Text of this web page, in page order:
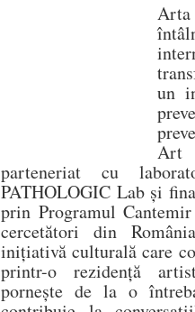
un
Art
parteneriat cu
PATHOLOGIC Lab și
prin Programul
cercetători din
inițiativă culturală care
printr-o rezidență
pornește de la o